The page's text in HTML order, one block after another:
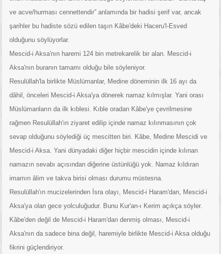
ve acve/hurması cennettendir” anlamında bir hadisi şerif var, ancak
şarihler bu hadiste sözü edilen taşın Kâbe'deki Haceru'l-Esved
olduğunu söylüyorlar.
Mescid-i Aksa'nın haremi 124 bin metrekarelik bir alan. Mescid-i
Aksa'nın buranın tamamı olduğu bile söyleniyor.
Resulüllah'la birlikte Müslümanlar, Medine döneminin ilk 16 ayı da
dâhil, önceleri Mescid-i Aksa'ya dönerek namaz kılmışlar. Yani orası
Müslümanların da ilk kıblesi. Kıble oradan Kâbe'ye çevrilmesine
rağmen Resulüllah'ın ziyaret edilip içinde namaz kılınmasının çok
sevap olduğunu söylediği üç mescitten biri. Kâbe, Medine Mescidi ve
Mescid-i Aksa. Yani dünyadaki diğer hiçbir mescidin içinde kılınan
namazın sevabı açısından diğerine üstünlüğü yok. Namaz kıldıran
imamın âlim ve takva birisi olması durumu müstesna.
Resulüllah'ın mucizelerinden İsra olayı, Mescid-i Haram'dan, Mescid-i
Aksa'ya olan gece yolculuğudur. Bunu Kur'an-ı Kerim açıkça söyler.
Kâbe'den değil de Mescid-i Haram'dan denmiş olması, Mescid-i
Aksa'nın da sadece bina değil, haremiyle birlikte Mescid-i Aksa olduğu
fikrini güçlendiriyor.